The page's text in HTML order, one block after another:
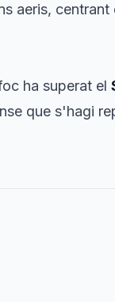
aeris,
ha superat el
que s'hagi